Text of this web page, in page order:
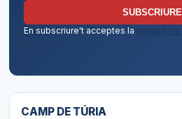
En subscriure't acceptes la
política
CAMP DE TÚRIA